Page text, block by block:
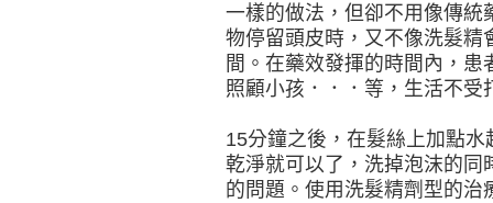
一樣的做法，但卻不用像傳統
物停留頭皮時，又不像洗髮精
間。在藥效發揮的時間內，
照顧小孩．．．等，生活不受
15分鐘之後，在髮絲上加點
乾淨就可以了，洗掉泡沫的同
的問題。使用洗髮精劑型的